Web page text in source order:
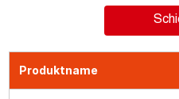
Produktname